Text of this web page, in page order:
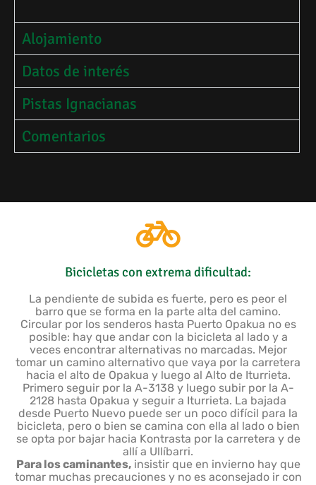
Alojamiento
Datos de interés
Pistas Ignacianas
Comentarios
Bicicletas con extrema dificultad:
La pendiente de subida es fuerte, pero es peor el
barro que se forma en la parte alta del camino.
Circular por los senderos hasta Puerto Opakua no es
posible: hay que andar con la bicicleta al lado y a
veces encontrar alternativas no marcadas. Mejor
tomar un camino alternativo que vaya por la carretera
hacia el alto de Opakua y luego al Alto de Iturrieta.
Primero seguir por la A-3138 y luego subir por la A-
2128 hasta Opakua y seguir a Iturrieta. La bajada
desde Puerto Nuevo puede ser un poco difícil para la
bicicleta, pero o bien se camina con ella al lado o bien
se opta por bajar hacia Kontrasta por la carretera y de
allí a Ullíbarri.
Para los caminantes,insistir que en invierno hay que
tomar muchas precauciones y no es aconsejado ir con